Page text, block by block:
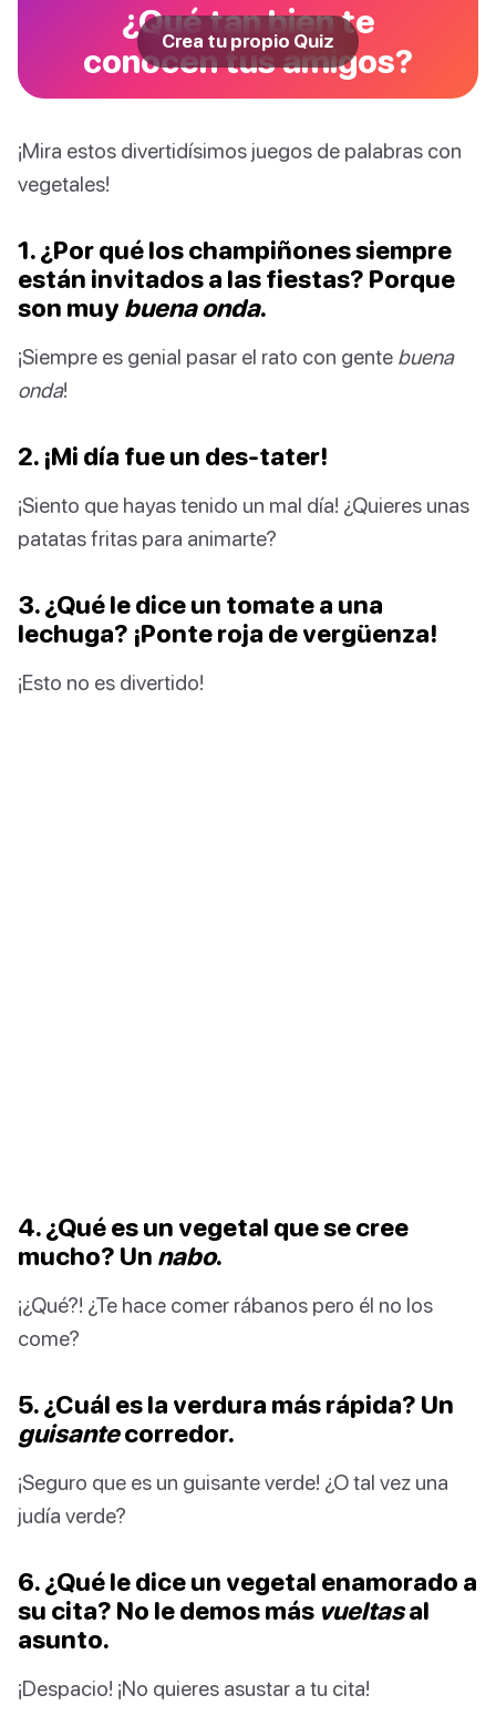
¿Qué tan bien te
conocen tus amigos?
Crea tu propio Quiz
¡Mira estos divertidísimos juegos de palabras con
vegetales!
1. ¿Por qué los champiñones siempre
están invitados a las fiestas? Porque
son muy buena onda.
¡Siempre es genial pasar el rato con gente buena
onda!
2. ¡Mi día fue un des-tater!
¡Siento que hayas tenido un mal día! ¿Quieres unas
patatas fritas para animarte?
3. ¿Qué le dice un tomate a una
lechuga? ¡Ponte roja de vergüenza!
¡Esto no es divertido!
4. ¿Qué es un vegetal que se cree
mucho? Un nabo.
¡¿Qué?! ¿Te hace comer rábanos pero él no los
come?
5. ¿Cuál es la verdura más rápida? Un
guisantecorredor.
¡Seguro que es un guisante verde! ¿O tal vez una
judía verde?
6. ¿Qué le dice un vegetal enamorado a
su cita? No le demos más vueltasal
asunto.
¡Despacio! ¡No quieres asustar a tu cita!